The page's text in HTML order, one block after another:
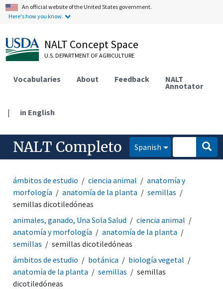
An official website of the United States government.
Here's how you know.
NALT Concept Space
U.S. DEPARTMENT OF AGRICULTURE
Vocabularies About Feedback NALT
Annotator
| in English
NALT Completo Spanish
ámbitos de estudio ciencia animal
anatomía y
morfología
anatomía de la planta
semillas
semillas dicotiledóneas
animales, ganado, Una Sola Salud
ciencia animal
anatomía y morfología
anatomía de la planta
semillas
semillas dicotiledóneas
ámbitos de estudio
botánica
biología vegetal
anatomía de la planta
semillas
semillas
dicotiledóneas